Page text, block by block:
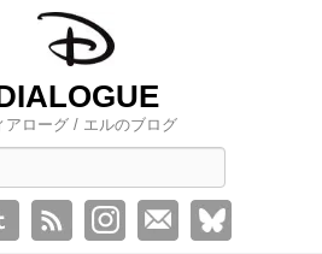
アローグ / エルのブログ